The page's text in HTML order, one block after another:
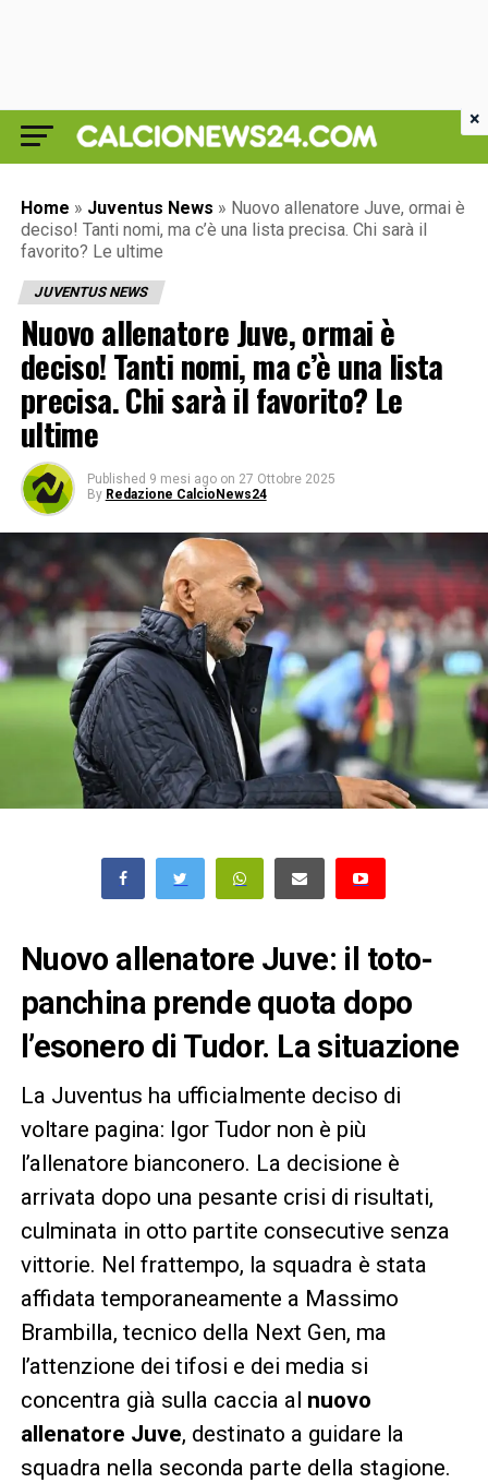
Home » Juventus News » Nuovo allenatore Juve, ormai è
deciso! Tanti nomi, ma c’è una lista precisa. Chi sarà il
favorito? Le ultime
JUVENTUS NEWS
Nuovo allenatore Juve, ormai è
deciso! Tanti nomi, ma c’è una lista
precisa. Chi sarà il favorito? Le
ultime
Published 9 mesi ago on 27 Ottobre 2025
By Redazione CalcioNews24
Nuovo allenatore Juve: il toto-
panchina prende quota dopo
l’esonero di Tudor. La situazione
La Juventus ha ufficialmente deciso di
voltare pagina: Igor Tudor non è più
l’allenatore bianconero. La decisione è
arrivata dopo una pesante crisi di risultati,
culminata in otto partite consecutive senza
vittorie. Nel frattempo, la squadra è stata
affidata temporaneamente a Massimo
Brambilla, tecnico della Next Gen, ma
l’attenzione dei tifosi e dei media si
concentra già sulla caccia al nuovo
allenatore Juve, destinato a guidare la
squadra nella seconda parte della stagione.
×